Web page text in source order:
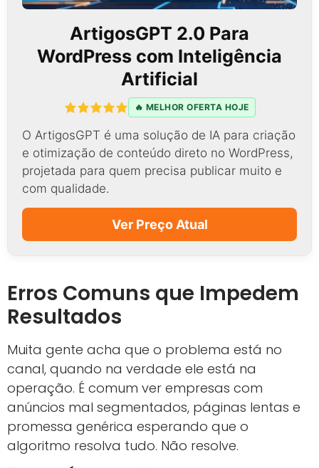
ArtigosGPT 2.0 Para
WordPress com Inteligência
Artificial
🔥 MELHOR OFERTA HOJE
O ArtigosGPT é uma solução de IA para criação
e otimização de conteúdo direto no WordPress,
projetada para quem precisa publicar muito e
com qualidade.
Ver Preço Atual
Erros Comuns que Impedem
Resultados
Muita gente acha que o problema está no
canal, quando na verdade ele está na
operação. É comum ver empresas com
anúncios mal segmentados, páginas lentas e
promessa genérica esperando que o
algoritmo resolva tudo. Não resolve.